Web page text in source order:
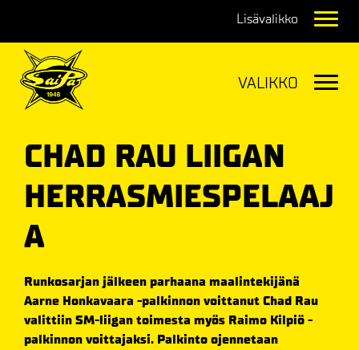
CHAD RAU LIIGAN
HERRASMIESPELAAJ
A
Runkosarjan jälkeen parhaana maalintekijänä
Aarne Honkavaara -palkinnon voittanut Chad Rau
valittiin SM-liigan toimesta myös Raimo Kilpiö -
palkinnon voittajaksi. Palkinto ojennetaan